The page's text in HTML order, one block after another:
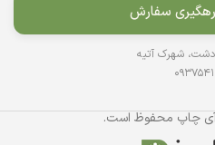
سفارش
شهرک آتیه
آی چاپ محفوظ است.